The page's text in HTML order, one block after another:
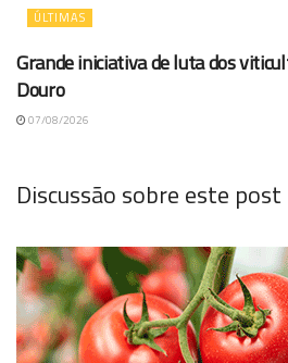
ÚLTIMAS
Grande iniciativa de luta dos
Douro
07/08/2026
Discussão sobre este post